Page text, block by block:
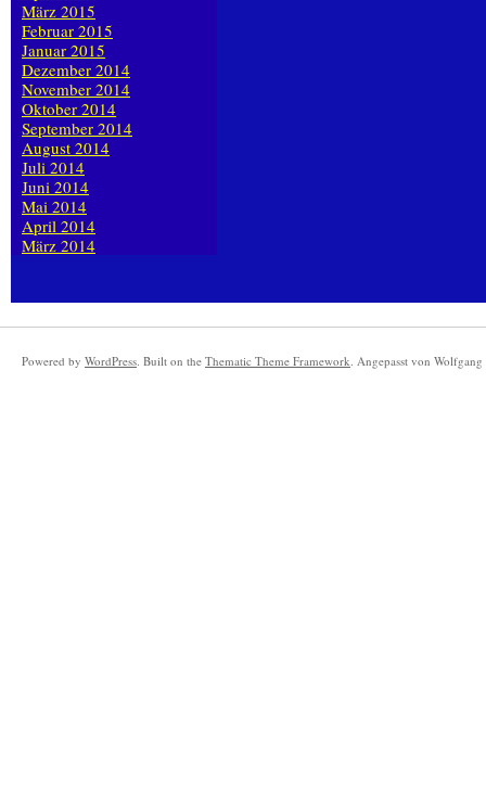
März 2015
Februar 2015
Januar 2015
Dezember 2014
November 2014
Oktober 2014
September 2014
August 2014
Juli 2014
Juni 2014
Mai 2014
April 2014
März 2014
Powered by WordPress. Built on the Thematic Theme Framework. Angepasst von